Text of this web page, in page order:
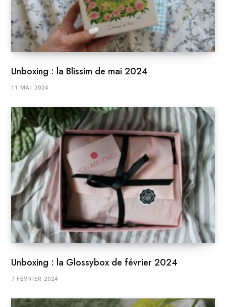
Unboxing : la Blissim de mai 2024
11 MAI 2024
Unboxing : la Glossybox de février 2024
7 FÉVRIER 2024